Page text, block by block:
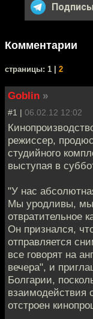
Комментарии
cтраницы: 1 | 2
Goblin »
#1 | 06.02.12 12:02
режиссер,
студийного
выступая в
"У нас
Мы уродливы, мы
отвратительное
Он признался,
отправляется
все говорят на
вечера", и
Болгарии,
взаимодействия
отстроен